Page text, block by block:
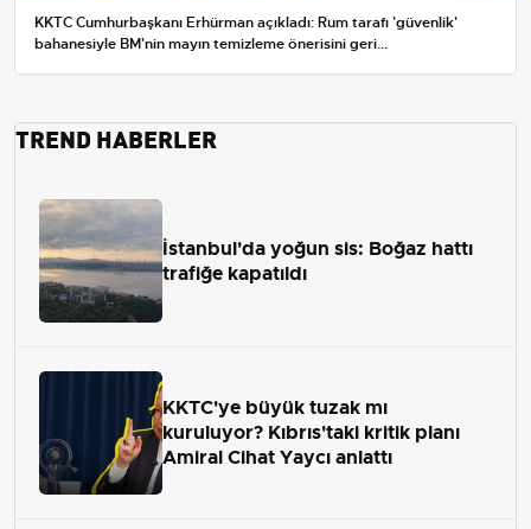
KKTC Cumhurbaşkanı Erhürman açıkladı: Rum tarafı 'güvenlik'
bahanesiyle BM'nin mayın temizleme önerisini geri...
TREND HABERLER
İstanbul'da yoğun sis: Boğaz hattı
trafiğe kapatıldı
KKTC'ye büyük tuzak mı
kuruluyor? Kıbrıs'taki kritik planı
Amiral Cihat Yaycı anlattı